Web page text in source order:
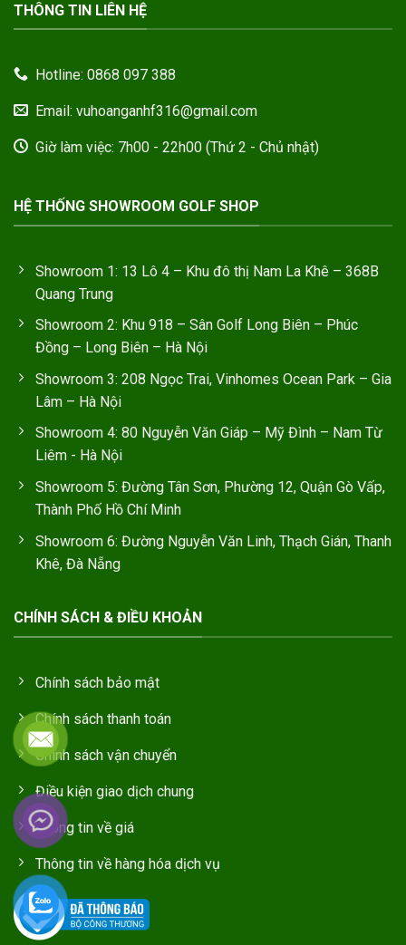
THÔNG TIN LIÊN HỆ
Hotline: 0868 097 388
Email: vuhoanganhf316@gmail.com
Giờ làm việc: 7h00 - 22h00 (Thứ 2 - Chủ nhật)
HỆ THỐNG SHOWROOM GOLF SHOP
Showroom 1: 13 Lô 4 – Khu đô thị Nam La Khê – 368B
Quang Trung
Showroom 2: Khu 918 – Sân Golf Long Biên – Phúc
Đồng – Long Biên – Hà Nội
Showroom 3: 208 Ngọc Trai, Vinhomes Ocean Park – Gia
Lâm – Hà Nội
Showroom 4: 80 Nguyễn Văn Giáp – Mỹ Đình – Nam Từ
Liêm - Hà Nội
Showroom 5: Đường Tân Sơn, Phường 12, Quận Gò Vấp,
Thành Phố Hồ Chí Minh
Showroom 6: Đường Nguyễn Văn Linh, Thạch Gián, Thanh
Khê, Đà Nẵng
CHÍNH SÁCH & ĐIỀU KHOẢN
Chính sách bảo mật
Chính sách thanh toán
Chính sách vận chuyển
Điều kiện giao dịch chung
Thông tin về giá
Thông tin về hàng hóa dịch vụ